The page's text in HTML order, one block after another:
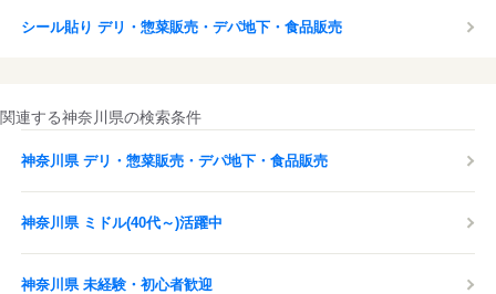
シール貼り デリ・惣菜販売・デパ地下・食品販売
関連する神奈川県の検索条件
神奈川県 デリ・惣菜販売・デパ地下・食品販売
神奈川県 ミドル(40代～)活躍中
神奈川県 未経験・初心者歓迎